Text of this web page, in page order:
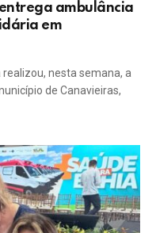
ambulância
em
nesta semana, a
de Canavieiras,